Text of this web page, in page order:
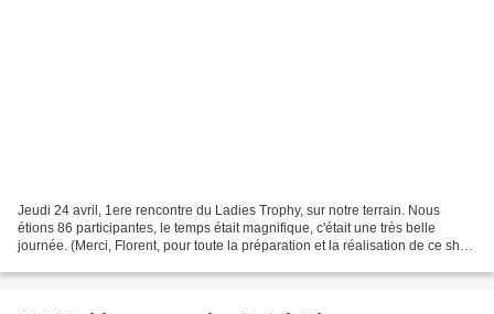
Jeudi 24 avril, 1ere rencontre du Ladies Trophy, sur notre terrain. Nous
étions 86 participantes, le temps était magnifique, c'était une très belle
journée. (Merci, Florent, pour toute la préparation et la réalisation de ce shot